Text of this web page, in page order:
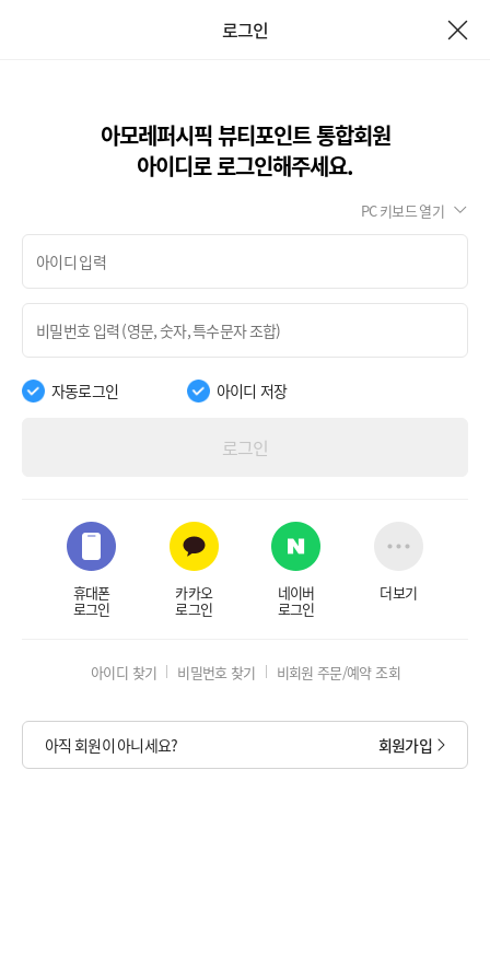
로그인
아모레퍼시픽 뷰티포인트 통합회원
아이디로 로그인해주세요.
PC 키보드 열기
자동로그인 아이디 저장
로그인
휴대폰
로그인
카카오
로그인
네이버
로그인
더보기
아이디 찾기 비밀번호 찾기 비회원 주문/예약 조회
아직 회원이 아니세요? 회원가입